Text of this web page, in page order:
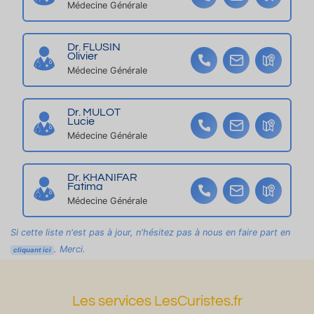
e,
co
nf
or
t
et
e
m
pl
m
en
t
fa
z
C
ol
et
te
-
Médecine Générale
Dr. FLUSIN
Olivier
Médecine Générale
Dr. MULOT
Lucie
Médecine Générale
Dr. KHANIFAR
Fatima
Médecine Générale
Si cette liste n'est pas à jour, n'hésitez pas à nous en faire part en
cliquant ici . Merci.
Les services LesCuristes.fr